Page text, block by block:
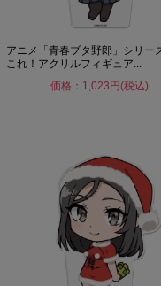
アニメ「青春ブタ野郎」シリー
これ！アクリルフィギュア...
価格：1,023円(税込)